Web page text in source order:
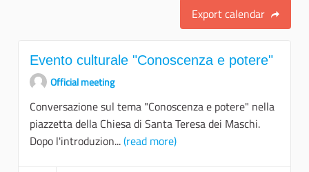
Export calendar
Evento culturale "Conoscenza e potere"
Official meeting
Conversazione sul tema "Conoscenza e potere" nella
piazzetta della Chiesa di Santa Teresa dei Maschi.
Dopo l'introduzion...(read more)